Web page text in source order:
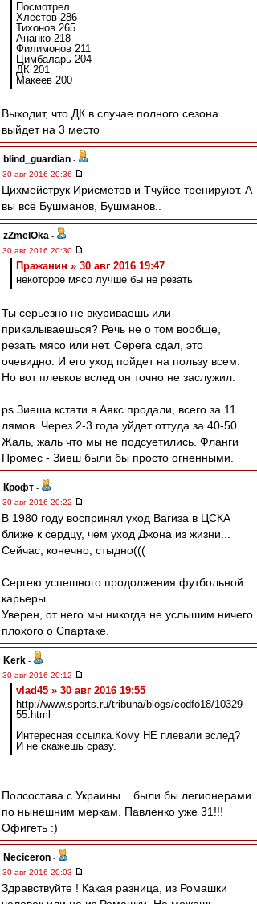
Посмотрел
Хлестов 286
Тихонов 265
Ананко 218
Филимонов 211
Цимбаларь 204
ДК 201
Макеев 200
Выходит, что ДК в случае полного сезона
выйдет на 3 место
blind_guardian -
30 авг 2016 20:36
Цихмейструк Ирисметов и Тчуйсе тренируют. А
вы всё Бушманов, Бушманов..
zZmeIOka -
30 авг 2016 20:30
Пражанин » 30 авг 2016 19:47
некоторое мясо лучше бы не резать
Ты серьезно не вкуриваешь или
прикалываешься? Речь не о том вообще,
резать мясо или нет. Серега сдал, это
очевидно. И его уход пойдет на пользу всем.
Но вот плевков вслед он точно не заслужил.
ps Зиеша кстати в Аякс продали, всего за 11
лямов. Через 2-3 года уйдет оттуда за 40-50.
Жаль, жаль что мы не подсуетились. Фланги
Промес - Зиеш были бы просто огненными.
Крофт -
30 авг 2016 20:22
В 1980 году воспринял уход Вагиза в ЦСКА
ближе к сердцу, чем уход Джона из жизни...
Сейчас, конечно, стыдно(((
Сергею успешного продолжения футбольной
карьеры.
Уверен, от него мы никогда не услышим ничего
плохого о Спартаке.
Kerk -
30 авг 2016 20:12
vlad45 » 30 авг 2016 19:55
http://www.sports.ru/tribuna/blogs/codfo18/10329
55.html
Интересная ссылка.Кому НЕ плевали вслед?
И не скажешь сразу.
Полсостава с Украины... были бы легионерами
по нынешним меркам. Павленко уже 31!!!
Офигеть :)
Neciceron -
30 авг 2016 20:03
Здравствуйте ! Какая разница, из Ромашки